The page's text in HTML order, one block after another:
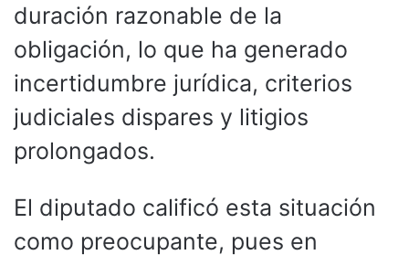
duración razonable de la
obligación, lo que ha generado
incertidumbre jurídica, criterios
judiciales dispares y litigios
prolongados.
El diputado calificó esta situación
como preocupante, pues en